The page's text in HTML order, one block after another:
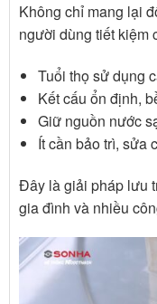
Không chỉ mang lại
người dùng tiết kiệm
Tuổi thọ sử dụng
Kết cấu ổn định,
Giữ nguồn nước
Ít cần bảo trì, sửa
Đây là giải pháp lưu
gia đình và nhiều